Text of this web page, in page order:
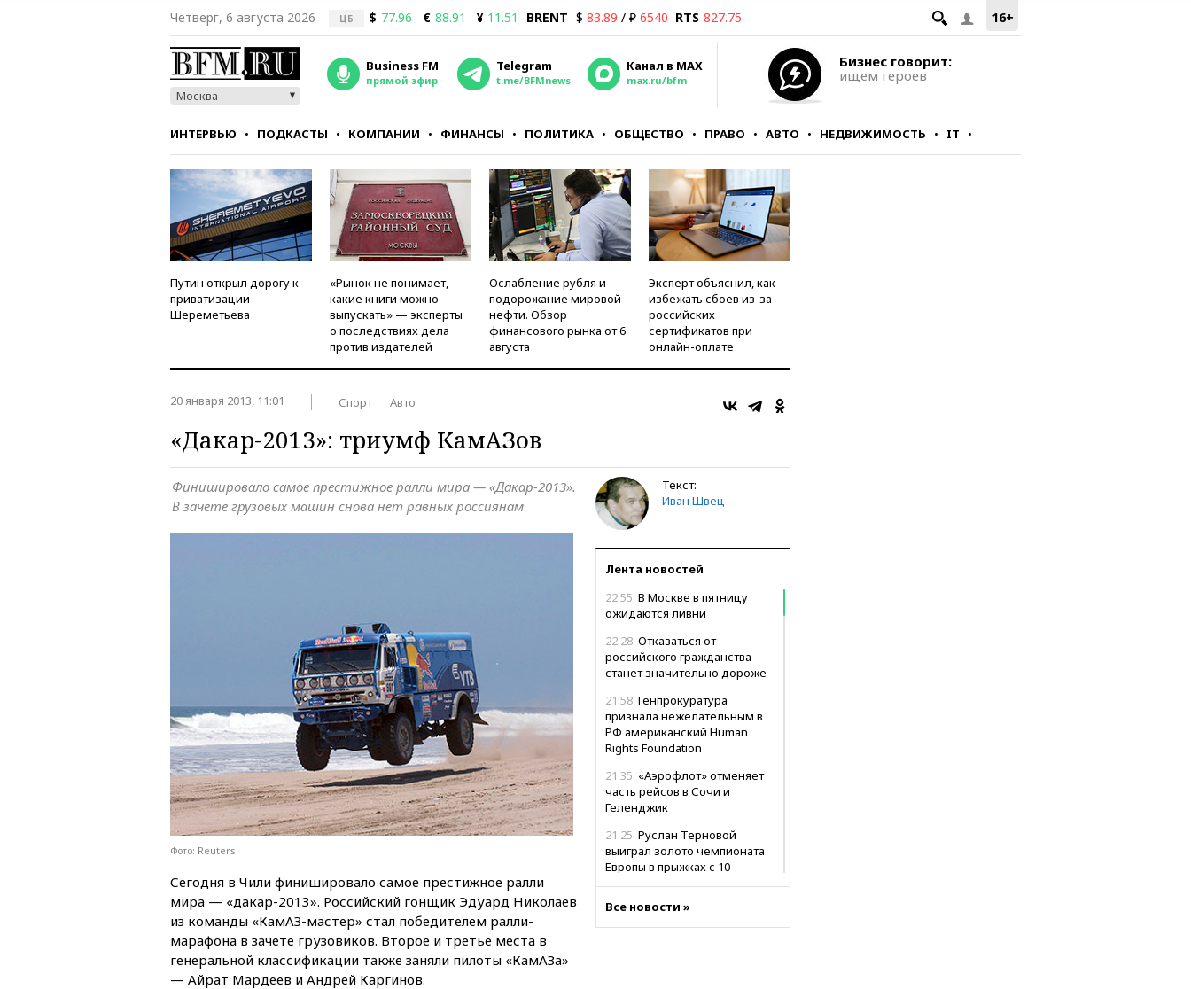
16+
Четверг, 6 августа 2026 ЦБ $ 77.96 € 88.91 ¥ 11.51 BRENT $ 83.89 / ₽ 6540 RTS 827.75
Москва
Business FM
прямой эфир
Telegram
t.me/BFMnews
Канал в MAX
max.ru/bfm
Бизнес говорит:
ищем героев
ИНТЕРВЬЮ ПОДКАСТЫ КОМПАНИИ ФИНАНСЫ ПОЛИТИКА ОБЩЕСТВО ПРАВО АВТО НЕДВИЖИМОСТЬ IT
СТИЛЬ ТЕСТЫ
Путин открыл дорогу к
приватизации
Шереметьева
«Рынок не понимает,
какие книги можно
выпускать» — эксперты
о последствиях дела
против издателей
Ослабление рубля и
подорожание мировой
нефти. Обзор
финансового рынка от 6
августа
Эксперт объяснил, как
избежать сбоев из-за
российских
сертификатов при
онлайн-оплате
20 января 2013, 11:01 Спорт Авто
«Дакар-2013»: триумф КамАЗов
Текст:
Иван Швец
Лента новостей
22:55 В Москве в пятницу
ожидаются ливни
22:28 Отказаться от
российского гражданства
станет значительно дороже
21:58 Генпрокуратура
признала нежелательным в
РФ американский Human
Rights Foundation
21:35 «Аэрофлот» отменяет
часть рейсов в Сочи и
Геленджик
21:25 Руслан Терновой
выиграл золото чемпионата
Европы в прыжках с 10-
21:10 РФ не получала
обращений о прекращении
Все новости »
Финишировало самое престижное ралли мира — «Дакар-2013».
В зачете грузовых машин снова нет равных россиянам
Фото: Reuters
Сегодня в Чили финишировало самое престижное ралли
мира — «дакар-2013». Российский гонщик Эдуард Николаев
из команды «КамАЗ-мастер» стал победителем ралли-
марафона в зачете грузовиков. Второе и третье места в
генеральной классификации также заняли пилоты «КамАЗа»
— Айрат Мардеев и Андрей Каргинов.